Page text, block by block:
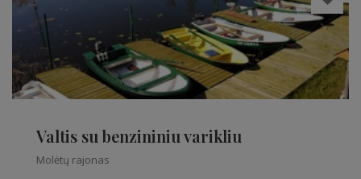
Valtis su benzininiu varikliu
Molėtų rajonas